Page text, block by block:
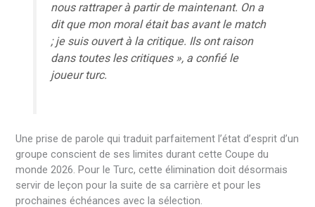
nous rattraper à partir de maintenant. On a
dit que mon moral était bas avant le match
; je suis ouvert à la critique. Ils ont raison
dans toutes les critiques », a confié le
joueur turc.
Une prise de parole qui traduit parfaitement l’état d’esprit d’un
groupe conscient de ses limites durant cette Coupe du
monde 2026. Pour le Turc, cette élimination doit désormais
servir de leçon pour la suite de sa carrière et pour les
prochaines échéances avec la sélection.